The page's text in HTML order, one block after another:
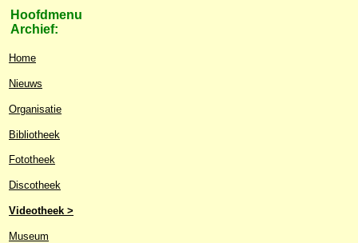
Hoofdmenu
Archief:
Home
Nieuws
Organisatie
Bibliotheek
Fototheek
Discotheek
Videotheek >
Museum